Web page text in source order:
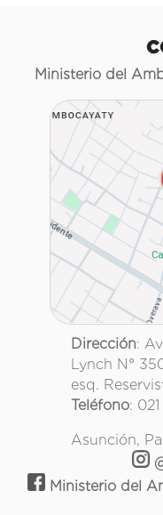
Ministerio del
Dirección:
Lynch N°
esq.
Teléfono:
Asunción,
Ministerio del